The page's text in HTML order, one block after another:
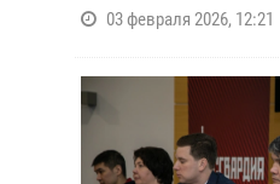
03 февраля 2026, 12:21